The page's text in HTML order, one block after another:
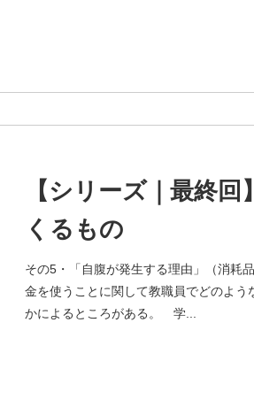
【シリーズ｜最終
くるもの
その5・「自腹が発生する理由」（消耗
金を使うことに関して教職員でどのよ
かによるところがある。 学...